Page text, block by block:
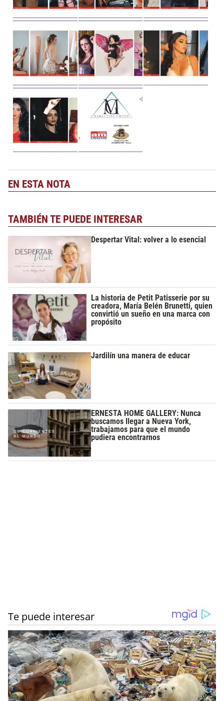
EN ESTA NOTA
TAMBIÉN TE PUEDE INTERESAR
Despertar Vital: volver a lo esencial
La historia de Petit Patisserie por su
creadora, María Belén Brunetti, quien
convirtió un sueño en una marca con
propósito
Jardilín una manera de educar
ERNESTA HOME GALLERY: Nunca
buscamos llegar a Nueva York,
trabajamos para que el mundo
pudiera encontrarnos